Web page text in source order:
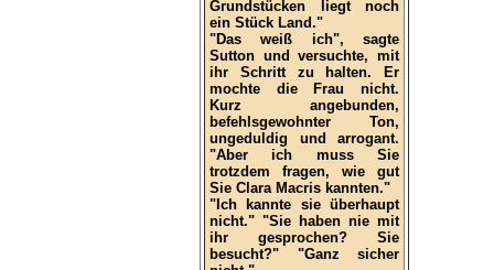
Grundstücken liegt noch
ein Stück Land."
"Das weiß ich", sagte
Sutton und versuchte, mit
ihr Schritt zu halten. Er
mochte die Frau nicht.
Kurz angebunden,
befehlsgewohnter Ton,
ungeduldig und arrogant.
"Aber ich muss Sie
trotzdem fragen, wie gut
Sie Clara Macris kannten."
"Ich kannte sie überhaupt
nicht." "Sie haben nie mit
ihr gesprochen? Sie
besucht?" "Ganz sicher